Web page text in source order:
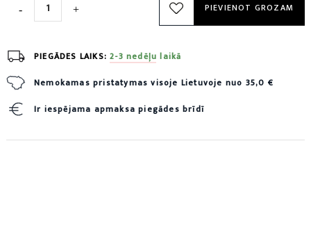
PIEVIENOT GROZAM
PIEGĀDES LAIKS:2-3 nedēļu laikā
Nemokamas pristatymas visoje Lietuvoje nuo 35,0 €
Ir iespējama apmaksa piegādes brīdī